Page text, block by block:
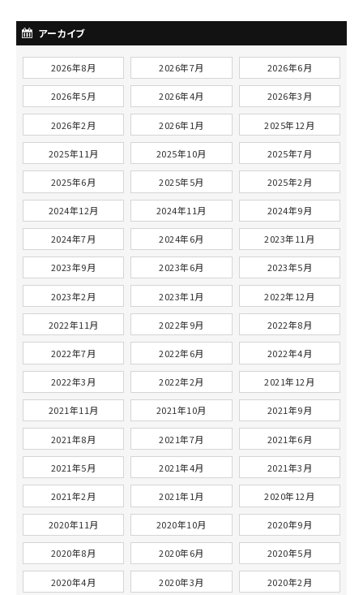
アーカイブ
2026年8月 2026年7月 2026年6月
2026年5月 2026年4月 2026年3月
2026年2月 2026年1月 2025年12月
2025年11月 2025年10月 2025年7月
2025年6月 2025年5月 2025年2月
2024年12月 2024年11月 2024年9月
2024年7月 2024年6月 2023年11月
2023年9月 2023年6月 2023年5月
2023年2月 2023年1月 2022年12月
2022年11月 2022年9月 2022年8月
2022年7月 2022年6月 2022年4月
2022年3月 2022年2月 2021年12月
2021年11月 2021年10月 2021年9月
2021年8月 2021年7月 2021年6月
2021年5月 2021年4月 2021年3月
2021年2月 2021年1月 2020年12月
2020年11月 2020年10月 2020年9月
2020年8月 2020年6月 2020年5月
2020年4月 2020年3月 2020年2月